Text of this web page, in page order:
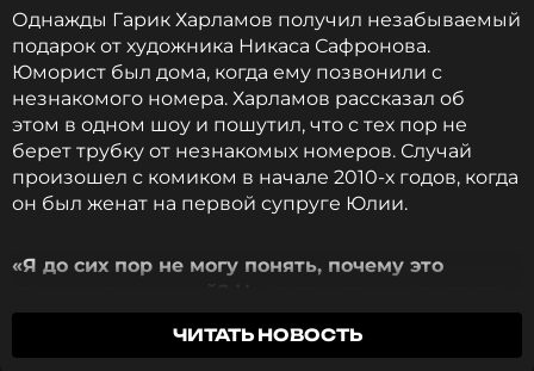
Однажды Гарик Харламов получил незабываемый
подарок от художника Никаса Сафронова.
Юморист был дома, когда ему позвонили с
незнакомого номера. Харламов рассказал об
этом в одном шоу и пошутил, что с тех пор не
берет трубку от незнакомых номеров. Случай
произошел с комиком в начале 2010-х годов, когда
он был женат на первой супруге Юлии.
«Я до сих пор не могу понять, почему это
произошло со мной? На этот вопрос нет ответа.
Как будто это кино, которое снимает странный
режиссер… Какой-нибудь Линч. Дэвид Линч»
ЧИТАТЬ НОВОСТЬ